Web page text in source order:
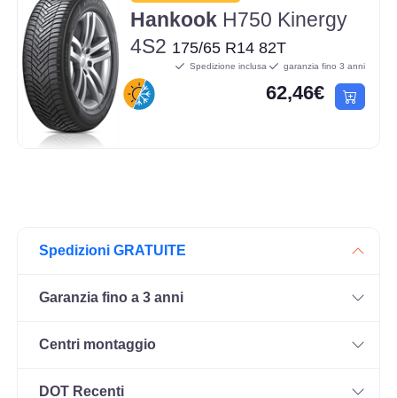
Hankook H750 Kinergy
4S2 175/65 R14 82T
Spedizione inclusa garanzia fino 3 anni
62,46€
Spedizioni GRATUITE
Garanzia fino a 3 anni
Centri montaggio
DOT Recenti